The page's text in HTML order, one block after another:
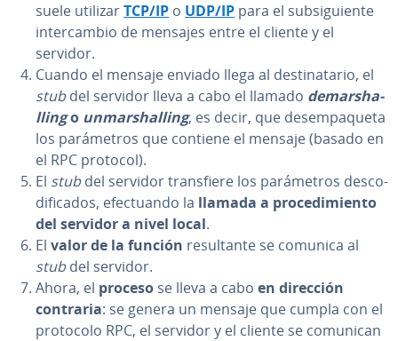
suele utilizarTCP/IP o UDP/IP para el su­b­si­guie­n­te
in­te­r­ca­m­bio de mensajes entre el cliente y el
servidor.
Cuando el mensaje enviado llega al de­s­ti­na­ta­rio, el
stubdel servidor lleva a cabo el llamado de­ma­r­sha­
lli­ngo un­ma­r­sha­lli­ng, es decir, que des­em­pa­que­ta
los pa­rá­me­tros que contiene el mensaje (basado en
el RPC protocol).
El stubdel servidor tra­n­s­fie­re los pa­rá­me­tros de­s­co­
di­fi­ca­dos, efe­c­tua­n­do la llamada a pro­ce­di­mie­n­to
del servidor a nivel local.
El valor de la función re­su­l­ta­n­te se comunica al
stubdel servidor.
Ahora, el proceso se lleva a cabo en dirección
contraria: se genera un mensaje que cumpla con el
protocolo RPC, el servidor y el cliente se comunican